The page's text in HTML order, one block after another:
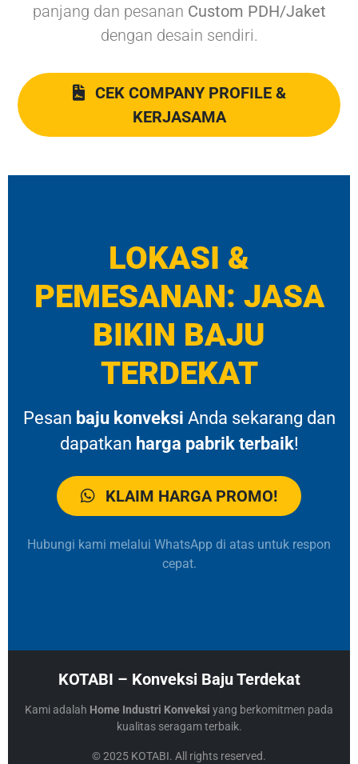
panjang dan pesanan Custom PDH/Jaket
dengan desain sendiri.
CEK COMPANY PROFILE &
KERJASAMA
LOKASI &
PEMESANAN: JASA
BIKIN BAJU
TERDEKAT
Pesan baju konveksi Anda sekarang dan
dapatkan harga pabrik terbaik!
KLAIM HARGA PROMO!
Hubungi kami melalui WhatsApp di atas untuk respon
cepat.
KOTABI – Konveksi Baju Terdekat
Kami adalah Home Industri Konveksi yang berkomitmen pada
kualitas seragam terbaik.
© 2025 KOTABI. All rights reserved.